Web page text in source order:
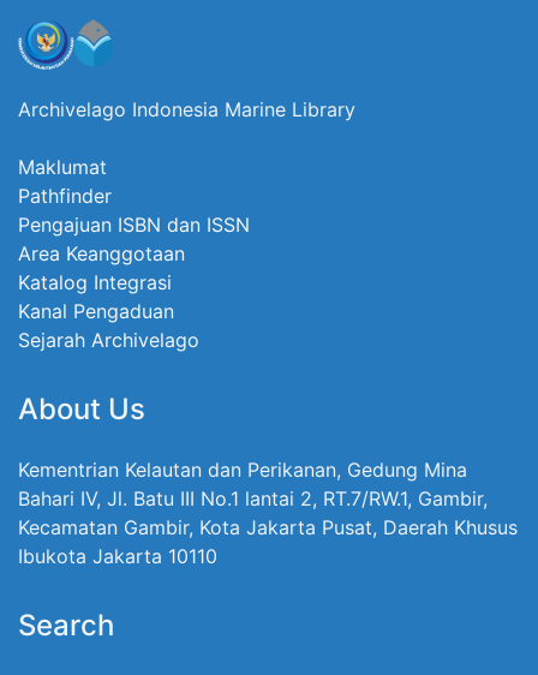
Archivelago Indonesia Marine Library
Maklumat
Pathfinder
Pengajuan ISBN dan ISSN
Area Keanggotaan
Katalog Integrasi
Kanal Pengaduan
Sejarah Archivelago
About Us
Kementrian Kelautan dan Perikanan, Gedung Mina
Bahari IV, Jl. Batu III No.1 lantai 2, RT.7/RW.1, Gambir,
Kecamatan Gambir, Kota Jakarta Pusat, Daerah Khusus
Ibukota Jakarta 10110
Search